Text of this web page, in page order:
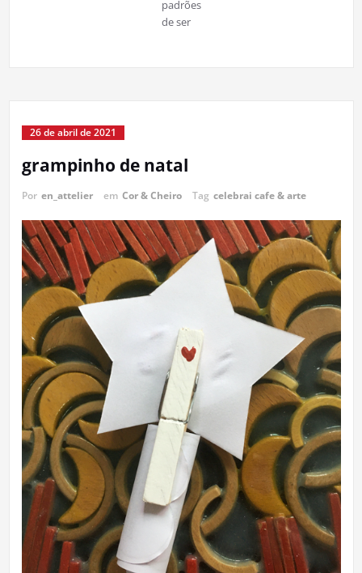
padrões
de ser
26 de abril de 2021
grampinho de natal
Por en_attelier em Cor & Cheiro Tag celebrai cafe & arte